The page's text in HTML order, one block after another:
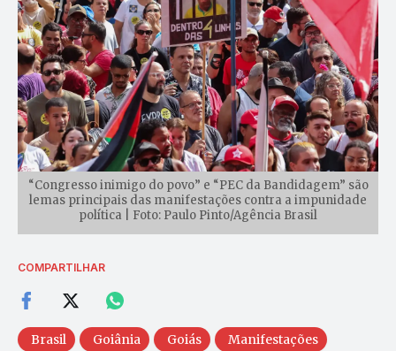
“Congresso inimigo do povo” e “PEC da Bandidagem” são
lemas principais das manifestações contra a impunidade
política | Foto: Paulo Pinto/Agência Brasil
COMPARTILHAR
Brasil Goiânia Goiás
Manifestações